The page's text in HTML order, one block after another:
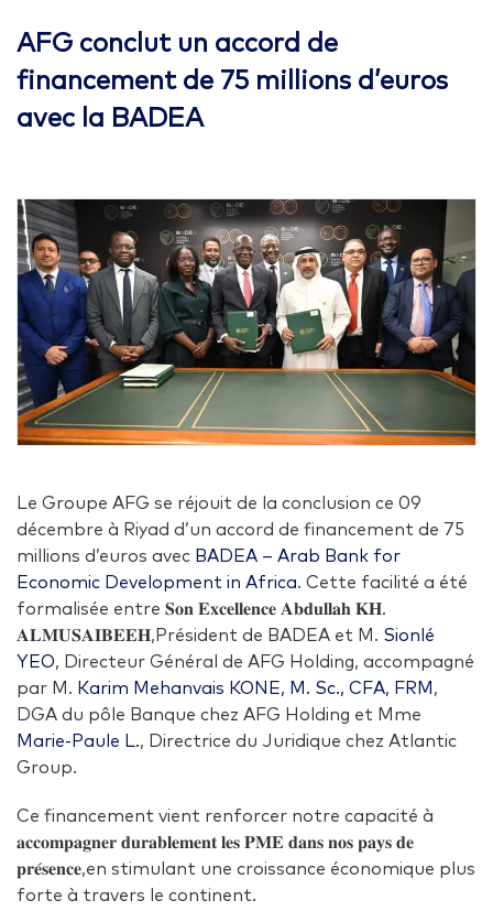
AFG conclut un accord de
financement de 75 millions d’euros
avec la BADEA
Le Groupe AFG se réjouit de la conclusion ce 09
décembre à Riyad d’un accord de financement de 75
millions d’euros avec BADEA – Arab Bank for
Economic Development in Africa. Cette facilité a été
formalisée entre 𝐒𝐨𝐧 𝐄𝐱𝐜𝐞𝐥𝐥𝐞𝐧𝐜𝐞 𝐀𝐛𝐝𝐮𝐥𝐥𝐚𝐡 𝐊𝐇.
𝐀𝐋𝐌𝐔𝐒𝐀𝐈𝐁𝐄𝐄𝐇,Président de BADEA et M. Sionlé
YEO, Directeur Général de AFG Holding, accompagné
par M. Karim Mehanvais KONE, M. Sc., CFA, FRM ,
DGA du pôle Banque chez AFG Holding et Mme
Marie-Paule L., Directrice du Juridique chez Atlantic
Group.
Ce financement vient renforcer notre capacité à
𝐚𝐜𝐜𝐨𝐦𝐩𝐚𝐠𝐧𝐞𝐫 𝐝𝐮𝐫𝐚𝐛𝐥𝐞𝐦𝐞𝐧𝐭 𝐥𝐞𝐬 𝐏𝐌𝐄 𝐝𝐚𝐧𝐬 𝐧𝐨𝐬 𝐩𝐚𝐲𝐬 𝐝𝐞
𝐩𝐫𝐞́𝐬𝐞𝐧𝐜𝐞,en stimulant une croissance économique plus
forte à travers le continent.